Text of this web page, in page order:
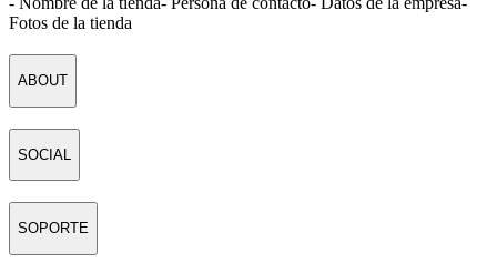
Fotos de la tienda
ABOUT
SOCIAL
SOPORTE